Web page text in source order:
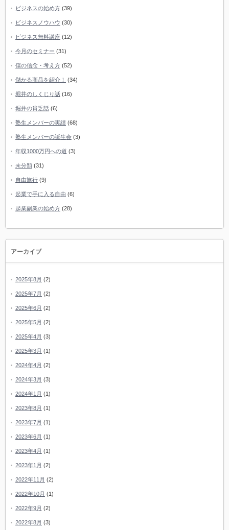
ビジネスの始め方 (39)
ビジネスノウハウ (30)
ビジネス無料講座 (12)
今月のセミナー (31)
僕の信念・考え方 (52)
儲かる商品を紹介！ (34)
堀井のしくじり話 (16)
堀井の貧乏話 (6)
塾生メンバーの実績 (68)
塾生メンバーの誕生会 (3)
年収1000万円への道 (3)
未分類 (31)
自由旅行 (9)
起業で手に入る自由 (6)
起業副業の始め方 (28)
アーカイブ
2025年8月 (2)
2025年7月 (2)
2025年6月 (2)
2025年5月 (2)
2025年4月 (3)
2025年3月 (1)
2024年4月 (2)
2024年3月 (3)
2024年1月 (1)
2023年8月 (1)
2023年7月 (1)
2023年6月 (1)
2023年4月 (1)
2023年1月 (2)
2022年11月 (2)
2022年10月 (1)
2022年9月 (2)
2022年8月 (3)